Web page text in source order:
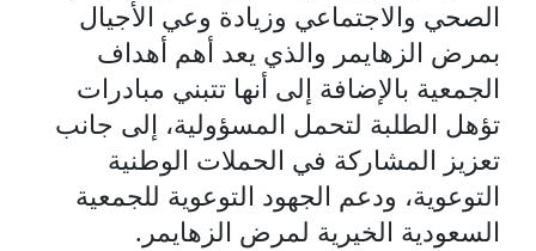
الصحي والاجتماعي وزيادة وعي الأجيال
بمرض الزهايمر والذي يعد أهم أهداف
الجمعية بالإضافة إلى أنها تتبني مبادرات
تؤهل الطلبة لتحمل المسؤولية، إلى جانب
تعزيز المشاركة في الحملات الوطنية
التوعوية، ودعم الجهود التوعوية للجمعية
السعودية الخيرية لمرض الزهايمر.